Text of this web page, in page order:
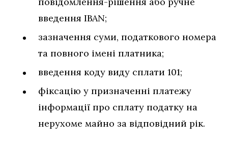
введення IBAN;
зазначення суми, податкового номера
та повного імені платника;
введення коду виду сплати 101;
фіксацію у призначенні платежу
інформації про сплату податку на
нерухоме майно за відповідний рік.